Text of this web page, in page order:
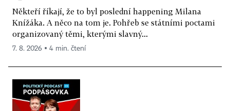
Někteří říkají, že to byl poslední happening Milana
Knížáka. A něco na tom je. Pohřeb se státními poctami
organizovaný těmi, kterými slavný...
7. 8. 2026 ▪ 4 min. čtení